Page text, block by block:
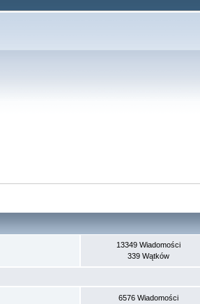
13349 Wiadomości
339 Wątków
6576 Wiadomości